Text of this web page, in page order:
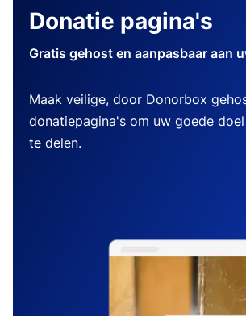
Donatie pagina's
Gratis gehost en aanpasbaar aan
Maak veilige, door Donorbox
donatiepagina's om uw goede
te delen.